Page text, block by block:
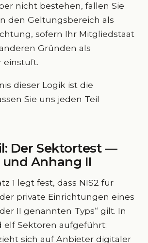
nicht bestehen, fallen Sie
den Geltungsbereich als
sofern Ihr Mitgliedstaat
Gründen als
einstuft.
dieser Logik ist die
Sie uns jeden Teil
Der Sektortest —
Anhang II
1 legt fest, dass NIS2 für
private Einrichtungen eines
II genannten Typs“ gilt. In
elf Sektoren aufgeführt;
sich auf Anbieter digitaler